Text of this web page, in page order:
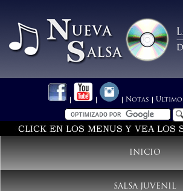
Notas Ultimo
INICIO
SALSA JUVENIL